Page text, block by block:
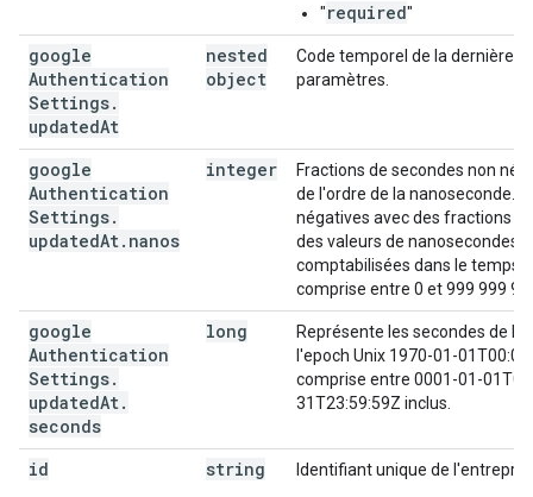
"required"
google
Authentication
Settings.
updatedAt
nested
object
Code temporel de la dernière
paramètres.
google
Authentication
Settings.
updatedAt. nanos
integer
Fractions de secondes non
de l'ordre de la nanoseconde.
négatives avec des fractions
des valeurs de nanosecondes
comptabilisées dans le temps.
comprise entre 0 et 999 999
google
Authentication
Settings.
updatedAt.
seconds
long
Représente les secondes de
l'epoch Unix 1970-01-
comprise entre 0001-01-
31T23:59:59Z inclus.
id string Identifiant unique de